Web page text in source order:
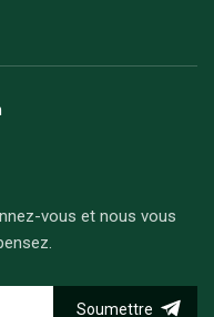
vous et nous vous
Soumettre